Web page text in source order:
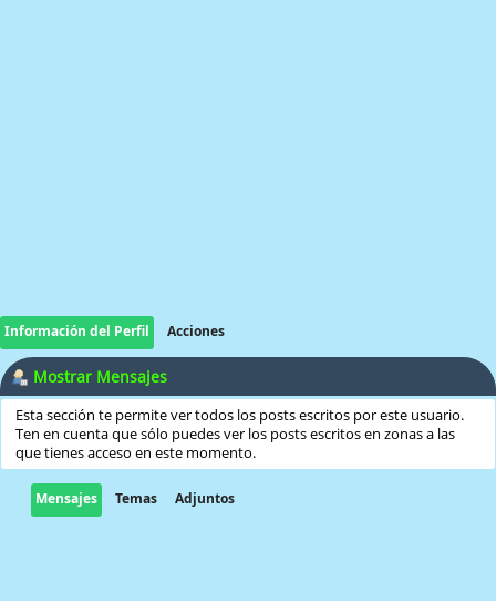
Información del Perfil Acciones
Mostrar Mensajes
Esta sección te permite ver todos los posts escritos por este usuario.
Ten en cuenta que sólo puedes ver los posts escritos en zonas a las
que tienes acceso en este momento.
Mensajes Temas Adjuntos